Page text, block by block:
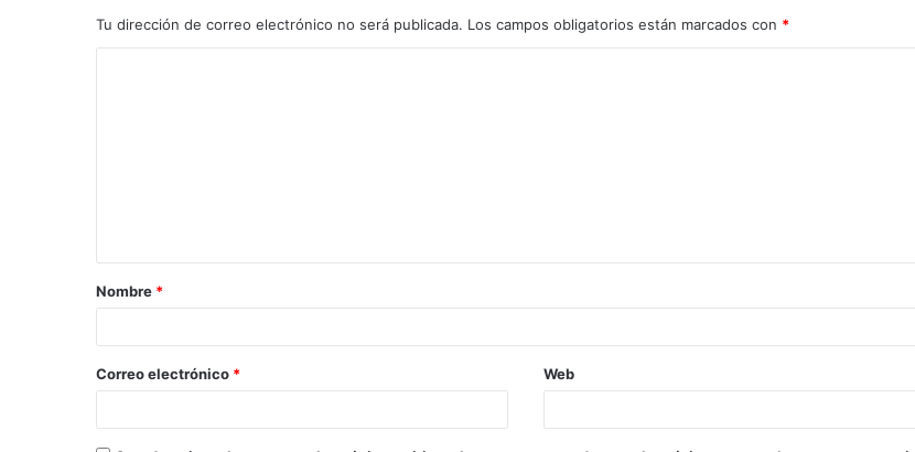
Tu dirección de correo electrónico no será publicada. Los campos obligatorios están marcados con *
a
r
*
Nombre *
Correo electrónico * Web